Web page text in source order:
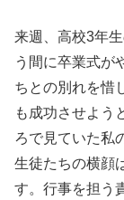
来週、高校3年
う間に卒業式が
ちとの別れを惜
も成功させよう
ろで見ていた私
生徒たちの横顔
す。行事を担う